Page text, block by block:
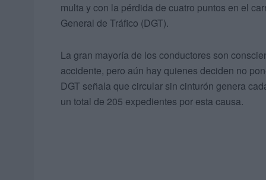
multa y con la pérdida de cuatro puntos en el
General de Tráfico (DGT).
La gran mayoría de los conductores son
accidente, pero aún hay quienes deciden no
DGT señala que circular sin cinturón genera
un total de 205 expedientes por esta causa.